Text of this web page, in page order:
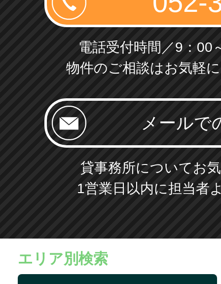
電話受付時間／9：00
物件のご相談はお気軽
貸事務所についてお
1営業日以内に担当者
エリア別検索